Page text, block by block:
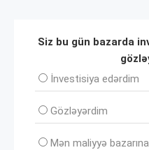
Siz bu gün bazarda
İnvеstisiya edərdim
Gözləyərdim
Mən maliyyə